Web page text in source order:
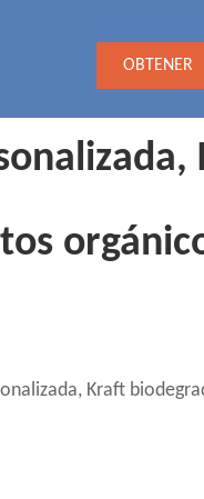
OBTENER
Kraft